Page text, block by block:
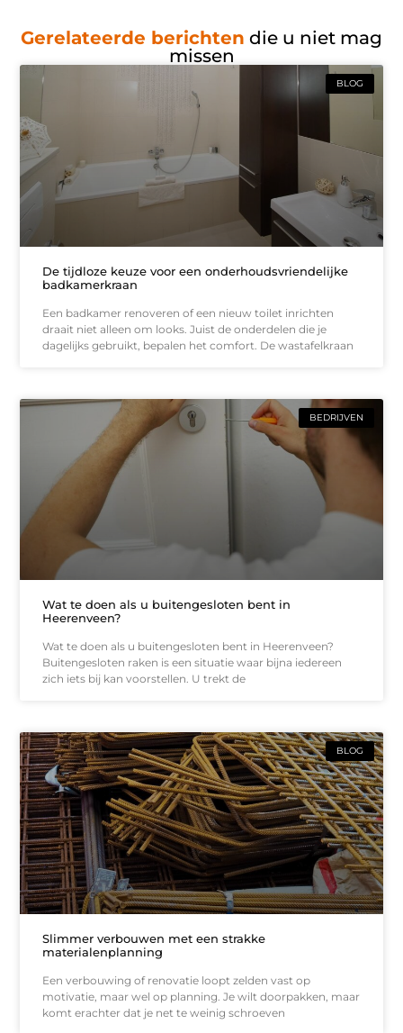
Gerelateerde berichten die u niet mag
missen
BLOG
De tijdloze keuze voor een onderhoudsvriendelijke
badkamerkraan
Een badkamer renoveren of een nieuw toilet inrichten
draait niet alleen om looks. Juist de onderdelen die je
dagelijks gebruikt, bepalen het comfort. De wastafelkraan
BEDRIJVEN
Wat te doen als u buitengesloten bent in
Heerenveen?
Wat te doen als u buitengesloten bent in Heerenveen?
Buitengesloten raken is een situatie waar bijna iedereen
zich iets bij kan voorstellen. U trekt de
BLOG
Slimmer verbouwen met een strakke
materialenplanning
Een verbouwing of renovatie loopt zelden vast op
motivatie, maar wel op planning. Je wilt doorpakken, maar
komt erachter dat je net te weinig schroeven